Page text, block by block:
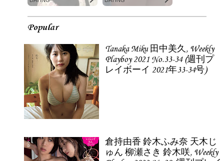
Popular
Tanaka Miku 田中美久, Weekly
Playboy 2021 No.33-34 (週刊プ
レイボーイ 2021年33-34号)
倉持由香 鈴木ふみ奈 天木じ
ゅん 柳瀬さき 鈴木咲, Weekly